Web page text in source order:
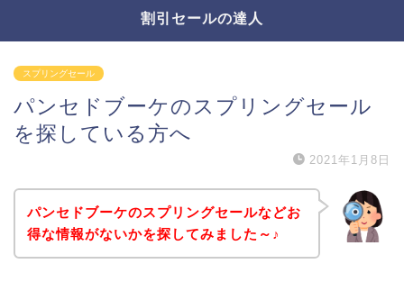
割引セールの達人
スプリングセール
パンセドブーケのスプリングセール
を探している方へ
2021年1月8日
パンセドブーケのスプリングセールなどお
得な情報がないかを探してみました～♪